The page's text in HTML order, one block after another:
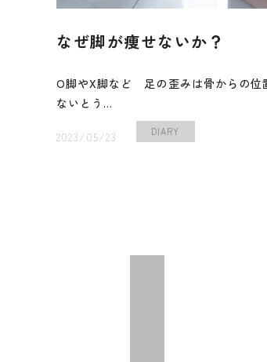
なぜ脚が痩せないか？
O脚やX脚など 足の歪みは骨からの位
ないとう...
2023/05/23 DIARY